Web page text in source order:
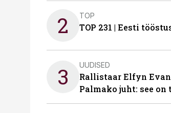
2 TOP
TOP 231 | Eesti
3 UUDISED
Rallistaar Elfyn
Palmako juht: see